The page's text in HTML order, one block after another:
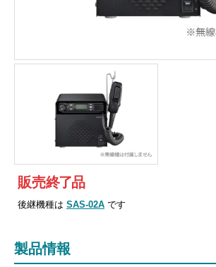
販売終了品
後継機種は SAS-02A です
製品情報